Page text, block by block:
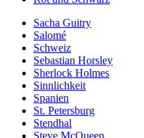
Sacha Guitry
Salomé
Schweiz
Sebastian Horsley
Sherlock Holmes
Sinnlichkeit
Spanien
St. Petersburg
Stendhal